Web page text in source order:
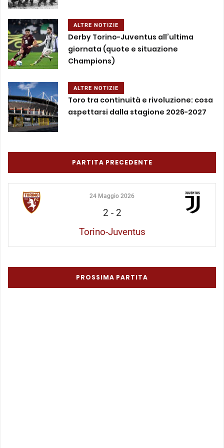
ALTRE NOTIZIE
Derby Torino-Juventus all’ultima
giornata (quote e situazione
Champions)
ALTRE NOTIZIE
Toro tra continuità e rivoluzione: cosa
aspettarsi dalla stagione 2026-2027
PARTITA PRECEDENTE
24 Maggio 2026
2 - 2
Torino-Juventus
PROSSIMA PARTITA